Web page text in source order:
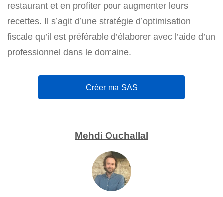
restaurant et en profiter pour augmenter leurs
recettes. Il s’agit d’une stratégie d’optimisation
fiscale qu’il est préférable d’élaborer avec l’aide d’un
professionnel dans le domaine.
Créer ma SAS
Mehdi Ouchallal